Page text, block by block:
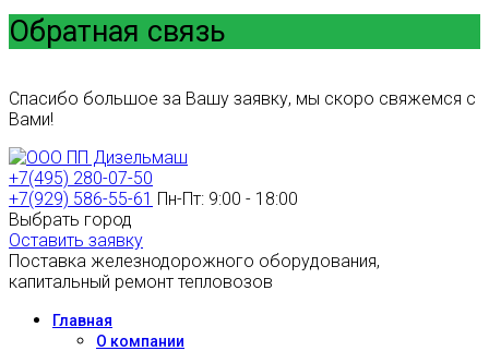
Обратная связь
Спасибо большое за Вашу заявку, мы скоро свяжемся с
Вами!
+7(495) 280-07-50
+7(929) 586-55-61 Пн-Пт: 9:00 - 18:00
Выбрать город
Оставить заявку
Поставка железнодорожного оборудования,
капитальный ремонт тепловозов
Главная
О компании